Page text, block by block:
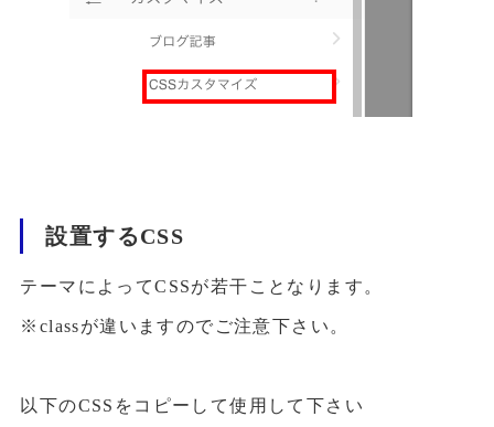
設置するCSS
テーマによってCSSが若干ことなります。
※classが違いますのでご注意下さい。
以下のCSSをコピーして使用して下さい